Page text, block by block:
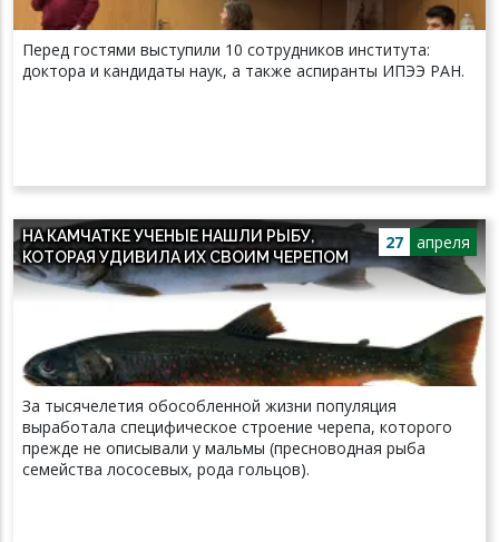
Перед гостями выступили 10 сотрудников института:
доктора и кандидаты наук, а также аспиранты ИПЭЭ РАН.
27 апреля
НА КАМЧАТКЕ УЧЕНЫЕ НАШЛИ РЫБУ,
КОТОРАЯ УДИВИЛА ИХ СВОИМ ЧЕРЕПОМ
За тысячелетия обособленной жизни популяция
выработала специфическое строение черепа, которого
прежде не описывали у мальмы (пресноводная рыба
семейства лососевых, рода гольцов).